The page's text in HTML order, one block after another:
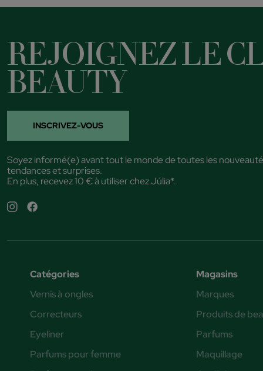
REJOIGNEZ LE
BEAUTY
INSCRIVEZ-VOUS
Soyez informé(e) avant tout le monde de toutes les
tendances et surprises.
En plus, recevez 10 € à utiliser chez Júlia*.
Catégories
Vernis à ongles
Correcteurs
Eyeliner
Parfums pour femme
Magasins
Marques
Produits de
Parfums
Maquillage